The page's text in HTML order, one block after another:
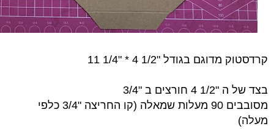
קרדסטוק מדוגם בגודל "1/2 4 * "1/4 11
בצד של ה "1/2 4 חורצים ב "3/4
מסובבים 90 מעלות שמאלה (קו החריצה "3/4 כלפי
מעלה)